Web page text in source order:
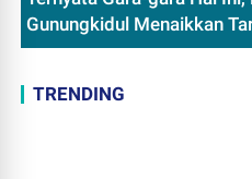
Gunungkidul Menaikkan
TRENDING